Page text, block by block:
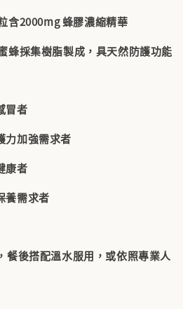
含2000mg 蜂膠濃縮精華
蜂採集樹脂製成，具天然防護功能
冒者
力加強需求者
康者
養需求者
餐後搭配溫水服用，或依照專業人